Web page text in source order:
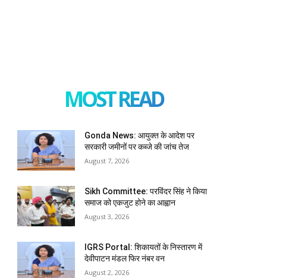
MOST READ
Gonda News: आयुक्त के आदेश पर
सरकारी जमीनों पर कब्जे की जांच तेज
August 7, 2026
Sikh Committee: परविंदर सिंह ने किया
समाज को एकजुट होने का आह्वान
August 3, 2026
IGRS Portal: शिकायतों के निस्तारण में
देवीपाटन मंडल फिर नंबर वन
August 2, 2026